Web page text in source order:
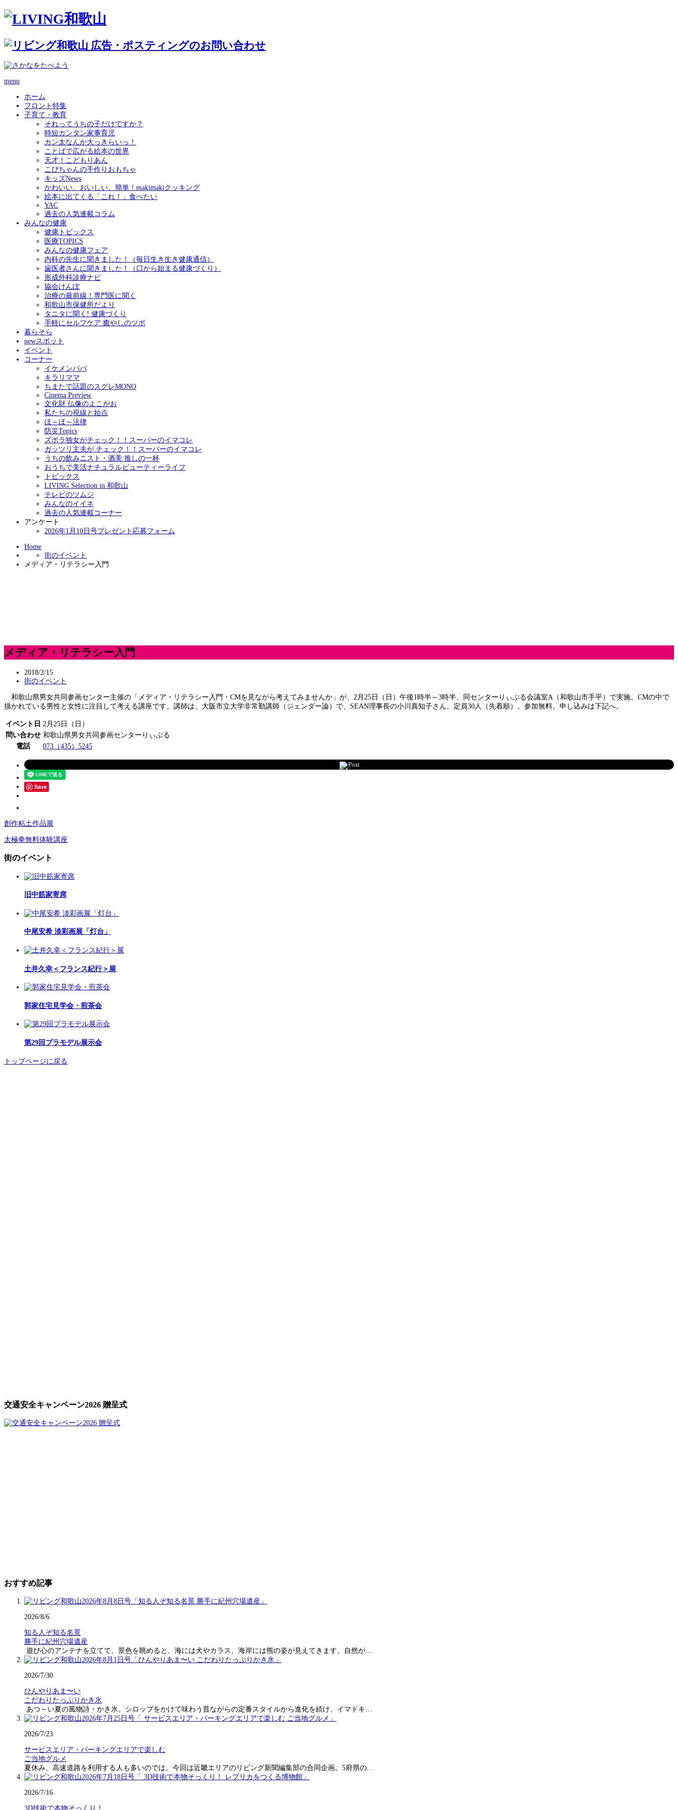
menu
ホーム
フロント特集
子育て・教育
それってうちの子だけですか？
時短カンタン家事育児
カン太なんか大っきらいっ！
ことばで広がる絵本の世界
天才！こどもりあん
こぴちゃんの手作りおもちゃ
キッズNews
かわいい、おいしい、簡単！makimakiクッキング
絵本に出てくる「これ！」食べたい
YAC
過去の人気連載コラム
みんなの健康
健康トピックス
医療TOPICS
みんなの健康フェア
内科の先生に聞きました！（毎日生き生き健康通信）
歯医者さんに聞きました！（口から始まる健康づくり）
形成外科診療ナビ
協会けんぽ
治療の最前線！専門医に聞く
和歌山市保健所だより
タニタに聞く! 健康づくり
手軽にセルフケア 癒やしのツボ
暮らそら
newスポット
イベント
コーナー
イケメンパパ
キラリママ
ちまたで話題のスグレMONO
Cinema Preview
文化財 仏像のよこがお
私たちの視線と始点
ほ～ほ～法律
防災Topics
ズボラ独女がチェック！！スーパーのイマコレ
ガッツリ主夫が チェック！！スーパーのイマコレ
うちの飲みニスト・酒美 推しの一杯
おうちで美活ナチュラルビューティーライフ
トピックス
LIVING Selection in 和歌山
テレビのツムジ
みんなのイイネ
過去の人気連載コーナー
アンケート
2026年1月10日号プレゼント応募フォーム
Home
街のイベント
メディア・リテラシー入門
メディア・リテラシー入門
2018/2/15
街のイベント
和歌山県男女共同参画センター主催の「メディア・リテラシー入門・CMを見ながら考えてみませんか」が、2月25日（日）午後1時半～3時半、同センターりぃぶる会議室A（和歌山市手平）で実施。CMの中で
描かれている男性と女性に注目して考える講座です。講師は、大阪市立大学非常勤講師（ジェンダー論）で、SEAN理事長の小川真知子さん。定員30人（先着順）。参加無料。申し込みは下記へ。
イベント日 2月25日（日）
問い合わせ 和歌山県男女共同参画センターりぃぶる
電話
073（435）5245
Post
Save
創作粘土作品展
太極拳無料体験講座
街のイベント
旧中筋家寄席
中尾安希 淡彩画展「灯台」
土井久幸＜フランス紀行＞展
郭家住宅見学会・煎茶会
第29回プラモデル展示会
トップページに戻る
交通安全キャンペーン2026 贈呈式
おすすめ記事
2026/8/6
知る人ぞ知る名景
勝手に紀州穴場遺産
遊び心のアンテナを立てて、景色を眺めると、海には犬やカラス、海岸には熊の姿が見えてきます。自然が…
2026/7/30
ひんやりあま〜い
こだわりたっぷりかき氷
あつ～い夏の風物詩・かき氷。シロップをかけて味わう昔ながらの定番スタイルから進化を続け、イマドキ…
2026/7/23
サービスエリア・パーキングエリアで楽しむ
ご当地グルメ
夏休み、高速道路を利用する人も多いのでは。今回は近畿エリアのリビング新聞編集部の合同企画。5府県の…
2026/7/16
3D技術で本物そっくり！